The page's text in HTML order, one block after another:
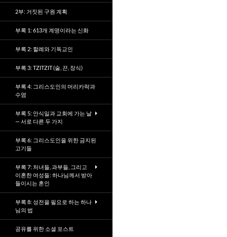
2부: 거짓된 구원 계획
부록 1: 613개 계명이라는 신화
부록 2: 할례와 기독교인
부록 3: TZITZIT (술, 끈, 장식)
부록 4: 그리스도인의 머리카락과
수염
부록 5: 안식일과 교회에 가는 날
— 서로 다른 두 가지
부록 6: 그리스도인을 위한 금지된
고기들
부록 7: 처녀들, 과부들, 그리고
이혼한 여성들: 하나님께서 받아
들이시는 혼인
부록 8: 성전을 필요로 하는 하나
님의 법
공유를 위한 소셜 포스트